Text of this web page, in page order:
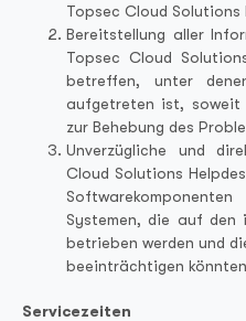
Topsec Cloud Solutions
Bereitstellung aller
Topsec Cloud
betreffen, unter
aufgetreten ist, soweit
zur Behebung des
Unverzügliche und
Cloud Solutions
Systemen, die auf den
betrieben werden und
beeinträchtigen
Servicezeiten